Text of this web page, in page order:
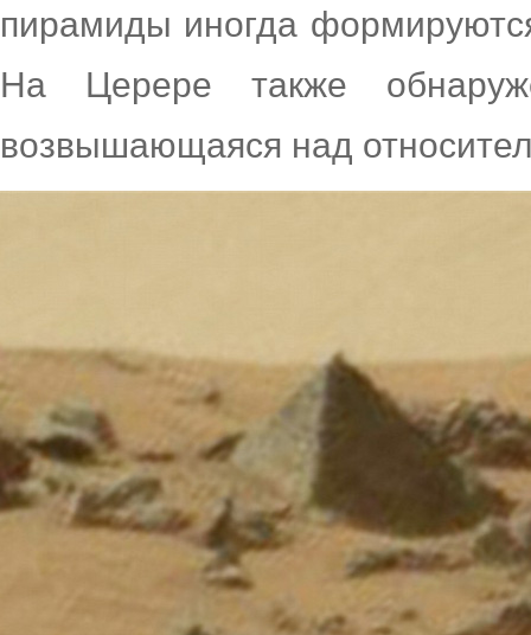
пирамиды иногда
На Церере также
возвышающаяся над